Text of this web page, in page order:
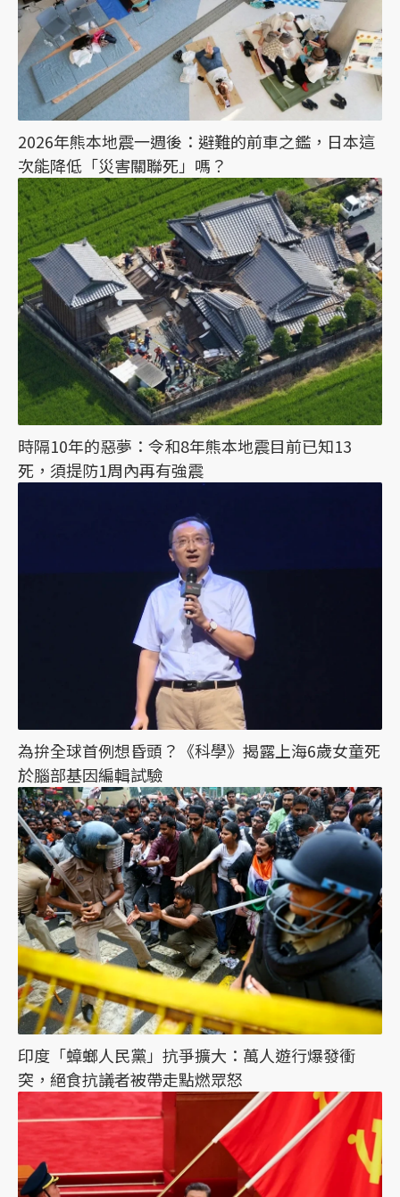
2026年熊本地震一週後：避難的前車之鑑，日本這
次能降低「災害關聯死」嗎？
時隔10年的惡夢：令和8年熊本地震目前已知13
死，須提防1周內再有強震
為拚全球首例想昏頭？《科學》揭露上海6歲女童死
於腦部基因編輯試驗
印度「蟑螂人民黨」抗爭擴大：萬人遊行爆發衝
突，絕食抗議者被帶走點燃眾怒